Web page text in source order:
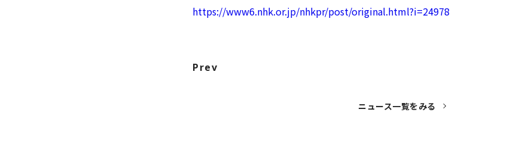
https://www6.nhk.or.jp/nhkpr/post/original.html?i=24978
Prev
ニュース一覧をみる